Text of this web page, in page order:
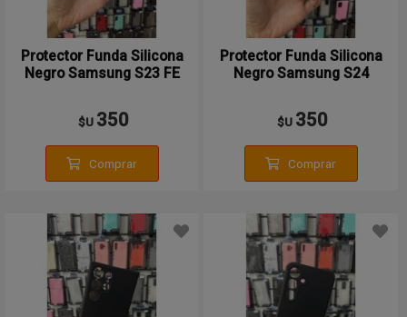
Protector Funda Silicona
Negro Samsung S23 FE
$U 350
Comprar
Protector Funda Silicona
Negro Samsung S24
$U 350
Comprar